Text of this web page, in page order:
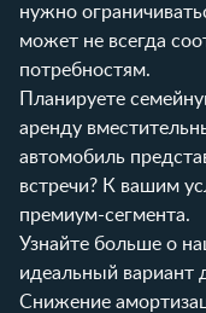
нужно
может не всегда
потребностям.
Планируете
аренду
автомобиль
встречи? К вашим
премиум-сегмента.
Узнайте больше о
идеальный вариант
Снижение